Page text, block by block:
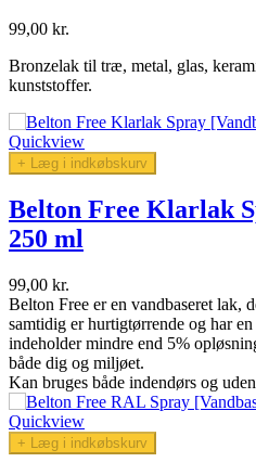
99,00 kr.
Bronzelak til træ, metal, glas,
kunststoffer.
Quickview
+ Læg i indkøbskurv
Belton Free Klarlak
250 ml
99,00 kr.
Belton Free er en vandbaseret lak,
samtidig er hurtigtørrende og har
indeholder mindre end 5%
både dig og miljøet.
Kan bruges både indendørs og
Quickview
+ Læg i indkøbskurv